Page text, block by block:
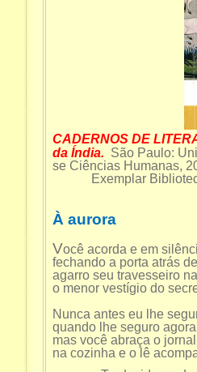
CADERNOS DE
da Índia. São Paulo:
se Ciências Humanas,
Exemplar Biblioteca
À aurora
Você acorda e em
fechando a porta atrás
agarro seu travesseiro
o menor vestígio do
Nunca antes eu lhe
quando lhe seguro
mas você abraça o
na cozinha e o lê